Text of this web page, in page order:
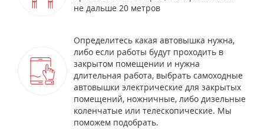
не дальше 20 метров
Определитесь какая автовышка нужна,
либо если работы будут проходить в
закрытом помещении и нужна
длительная работа, выбрать самоходные
автовышки электрические для закрытых
помещений, ножничные, либо дизельные
коленчатые или телескопические. Мы
поможем подобрать.